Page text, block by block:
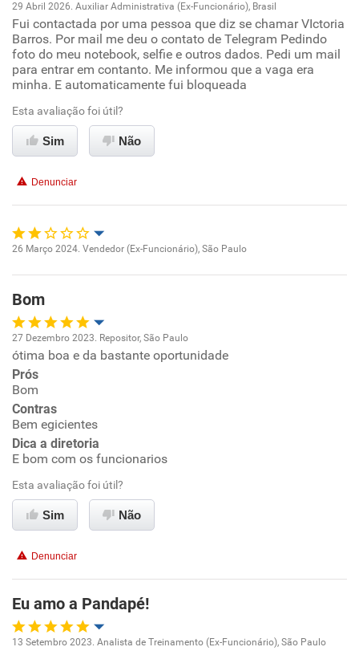
Conciliação com a vida familiar
Benefícios
Não recomenda a diretoria
Oportunidade de promoção
Ambiente de trabalho
Conciliação com a vida familiar
Benefícios
Não recomenda esta empresa
29 Abril 2026. Auxiliar Administrativa (Ex-Funcionário), Brasil
Fui contactada por uma pessoa que diz se chamar VIctoria
Barros. Por mail me deu o contato de Telegram Pedindo
foto do meu notebook, selfie e outros dados. Pedi um mail
para entrar em contanto. Me informou que a vaga era
minha. E automaticamente fui bloqueada
Esta avaliação foi útil?
Sim Não
Denunciar
Ambiente de trabalho
Conciliação com a vida familiar
Benefícios
Não recomenda esta empresa
Não recomenda a diretoria
26 Março 2024. Vendedor (Ex-Funcionário), São Paulo
Bom
Oportunidade de promoção
Ambiente de trabalho
Conciliação com a vida familiar
Recomenda esta empresa
27 Dezembro 2023. Repositor, São Paulo
ótima boa e da bastante oportunidade
Prós
Bom
Contras
Bem egicientes
Dica a diretoria
E bom com os funcionarios
Esta avaliação foi útil?
Sim Não
Denunciar
Eu amo a Pandapé!
13 Setembro 2023. Analista de Treinamento (Ex-Funcionário), São Paulo